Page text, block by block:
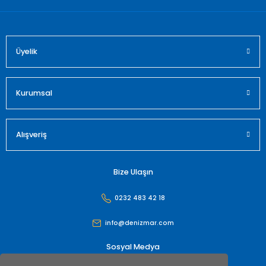
Üyelik
Kurumsal
Alışveriş
Bize Ulaşın
0232 483 42 18
info@denizmar.com
Sosyal Medya